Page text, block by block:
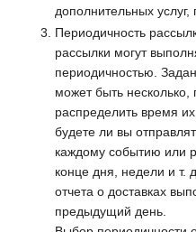
дополнительных
Периодичность
рассылки могут
периодичностью.
может быть
распределить время
будете ли вы
каждому событию или
конце дня, недели и т.
отчета о доставках
предыдущий день.